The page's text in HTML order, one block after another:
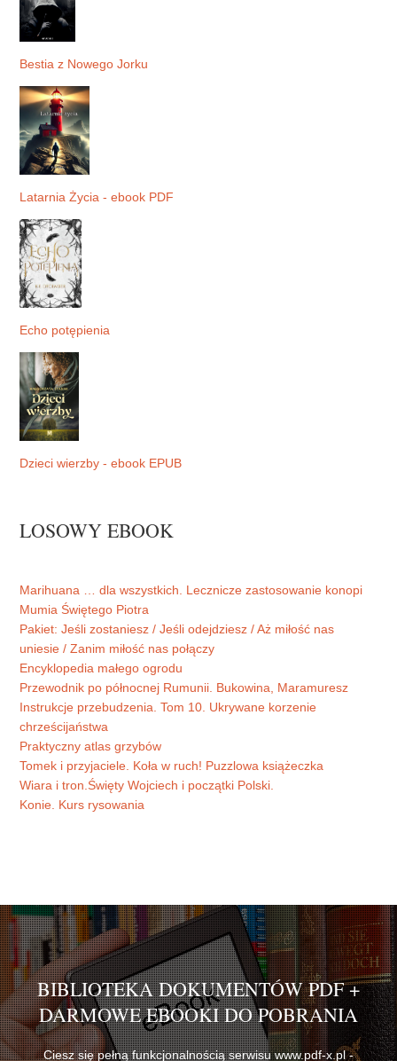
Bestia z Nowego Jorku
Latarnia Życia - ebook PDF
Echo potępienia
Dzieci wierzby - ebook EPUB
LOSOWY EBOOK
Marihuana … dla wszystkich. Lecznicze zastosowanie konopi
Mumia Świętego Piotra
Pakiet: Jeśli zostaniesz / Jeśli odejdziesz / Aż miłość nas
uniesie / Zanim miłość nas połączy
Encyklopedia małego ogrodu
Przewodnik po północnej Rumunii. Bukowina, Maramuresz
Instrukcje przebudzenia. Tom 10. Ukrywane korzenie
chrześcijaństwa
Praktyczny atlas grzybów
Tomek i przyjaciele. Koła w ruch! Puzzlowa książeczka
Wiara i tron.Święty Wojciech i początki Polski.
Konie. Kurs rysowania
BIBLIOTEKA DOKUMENTÓW PDF +
DARMOWE EBOOKI DO POBRANIA
Ciesz się pełną funkcjonalnością serwisu www.pdf-x.pl -